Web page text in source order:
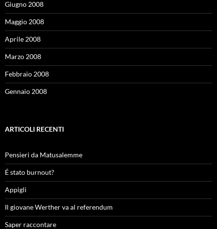
Giugno 2008
Maggio 2008
Aprile 2008
Marzo 2008
Febbraio 2008
Gennaio 2008
ARTICOLI RECENTI
Pensieri da Matusalemme
É stato burnout?
Appigli
Il giovane Werther va al referendum
Saper raccontare